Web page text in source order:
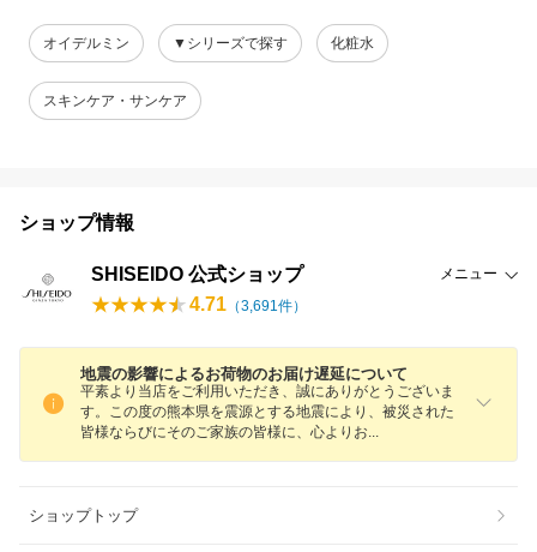
オイデルミン ▼シリーズで探す 化粧水
スキンケア・サンケア
ショップ情報
SHISEIDO 公式ショップ メニュー
4.71 （3,691件）
地震の影響によるお荷物のお届け遅延について
平素より当店をご利用いただき、誠にありがとうございま
す。この度の熊本県を震源とする地震により、被災された
皆様ならびにそのご家族の皆様に、心より お
ショップトップ